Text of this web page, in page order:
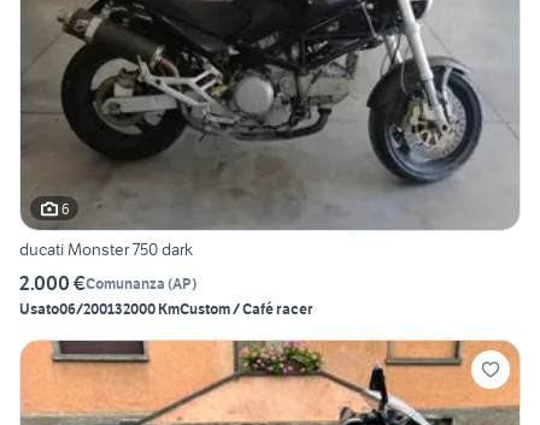
6
ducati Monster 750 dark
2.000 €Comunanza (AP)
Usato06/200132000 KmCustom / Café racer